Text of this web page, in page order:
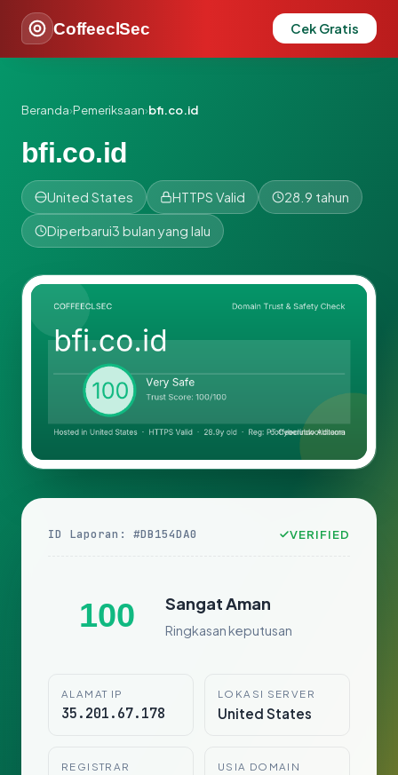
CoffeeclSec Cek Gratis
Beranda›Pemeriksaan›bfi.co.id
bfi.co.id
United States HTTPS Valid 28.9 tahun
Diperbarui3 bulan yang lalu
ID Laporan: #DB154DA0 VERIFIED
100 Sangat Aman
Ringkasan keputusan
ALAMAT IP
35.201.67.178
LOKASI SERVER
United States
REGISTRAR USIA DOMAIN